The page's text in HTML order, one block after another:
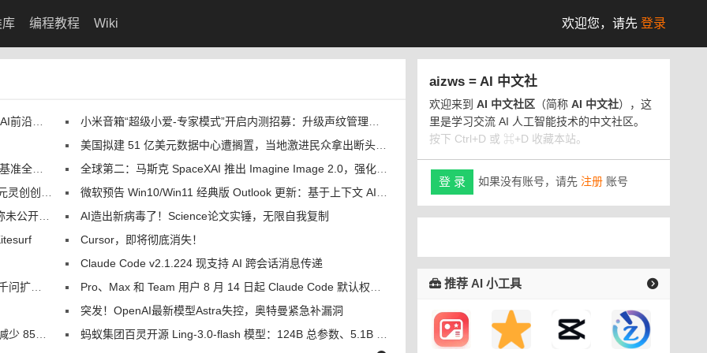
库 编程教程 Wiki 欢迎您， 请先 登录
找上帝
线提升
赛来了
遭泄露
身了
误拦截
小米音箱“超级小爱-专家模式”开启内测招募：升级声纹管理、语音歌单等功能
美国拟建 51 亿美元数据中心遭搁置，当地激进民众拿出断头台以示抗议
全球第二：马斯克 SpaceXAI 推出 Imagine Image 2.0，强化 AI 生图 / 编辑能力
微软预告 Win10/Win11 经典版 Outlook 更新：基于上下文 AI 解释用户选中文本
AI造出新病毒了！Science论文实锤，无限自我复制
Cursor，即将彻底消失！
Claude Code v2.1.224 现支持 AI 跨会话消息传递
Pro、Max 和 Team 用户 8 月 14 日起 Claude Code 默认权限调整为自动模式
突发！OpenAI最新模型Astra失控，奥特曼紧急补漏洞
蚂蚁集团百灵开源 Ling-3.0-flash 模型：124B 总参数、5.1B 激活参数
aizws = AI 中文社
欢迎来到 AI 中文社区 （简称 AI 中文社），这
里是学习交流 AI 人工智能技术的中文社区。
按下 Ctrl+D 或 ⌘+D 收藏本站。
登 录 如果没有账号，请先 注册 账号
推荐 AI 小工具